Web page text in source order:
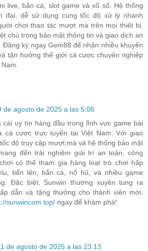
live, bắn cá, slot game và xổ số. Hệ thống
đại, dễ sử dụng cùng tốc độ xử lý nhanh
chơi thao tác mượt mà trên mọi thiết bị.
chú trọng bảo mật thông tin và giao dịch an
Đăng ký ngay Gem88 để nhận nhiều khuyến
tận hưởng thế giới cá cược chuyên nghiệp
de agosto de 2025 a las 5:06
cái uy tín hàng đầu trong lĩnh vực game bài
cá cược trực tuyến tại Việt Nam. Với giao
độ truy cập mượt mà và hệ thống bảo mật
đến trải nghiệm giải trí an toàn, công
có thể tham gia hàng loạt trò chơi hấp
tiến lên, bắn cá, nổ hũ, và nhiều game
Đặc biệt, Sunwin thường xuyên tung ra
dẫn và tặng thưởng cho thành viên mới.
sunwincom.top/ ngay để khám phá!
de agosto de 2025 a las 23:13